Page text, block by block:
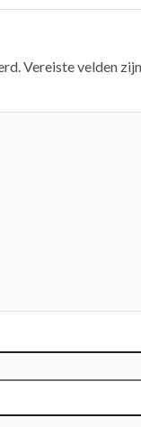
Vereiste velden